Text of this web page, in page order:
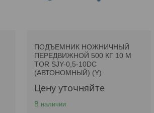
ПОДЪЕМНИК НОЖНИЧНЫЙ
ПЕРЕДВИЖНОЙ 500 КГ 10 М
TOR SJY-0,5-10DC
(АВТОНОМНЫЙ) (Y)
Цену уточняйте
В наличии